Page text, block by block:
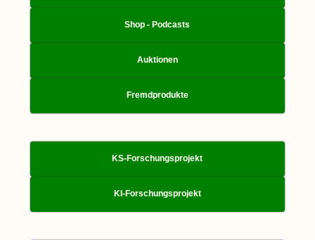
Shop - Podcasts
Auktionen
Fremdprodukte
KS-Forschungsprojekt
KI-Forschungsprojekt